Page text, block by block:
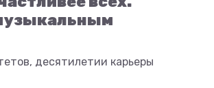
десятилетии карьеры